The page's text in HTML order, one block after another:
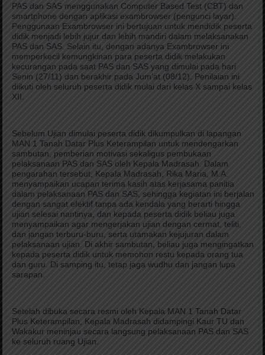
PAS dan SAS menggunakan Computer Based Test (CBT) dan
smartphone dengan aplikasi exambrowser (pengunci layar).
Penggunaan Exambrowser ini bertujuan untuk mendidik peserta
didik menjadi lebih jujur dan lebih mandiri dalam melaksanakan
PAS dan SAS. Selain itu, dengan adanya Exambrowser ini
memperkecil kemungkinan para peserta didik melakukan
kecurangan pada saat PAS dan SAS yang dimulai pada hari
Senin (27/11) dan berakhir pada Jum’at (08/12). Penilaian ini
diikuti oleh seluruh peserta didik mulai dari kelas X sampai kelas
XII.
Sebelum Ujian dimulai peserta didik dikumpulkan di lapangan
MAN 1 Tanah Datar Plus Keterampilan untuk mendengarkan
sambutan, pemberian motivasi sekaligus pembukaan
pelaksanaan PAS dan SAS oleh Kepala Madrasah. Dalam
pengarahan tersebut, Kepala Madrasah, Rika Maria, M.A.
menyampaikan ucapan terima kasih atas kerjasama panitia
dalam pelaksanaan PAS dan SAS, sehingga kegiatan ini berjalan
dengan sangat efektif tanpa ada kendala yang berarti hingga
ujian selesai nantinya, dan kepada peserta didik beliau juga
menyampaikan agar mengerjakan ujian dengan cermat, teliti,
dan jangan terburu-buru, serta utamakan kejujuran dalam
pelaksanaan ujian. Di akhir sambutan, beliau juga mengingatkan
kepada peserta didik untuk memohon restu kepada orang tua
dan guru. Di samping itu, tetap jaga wudhu dan jangan lupa
sarapan.
Setelah dibuka secara resmi oleh Kepala MAN 1 Tanah Datar
Plus Keterampilan, Kepala Madrasah didampingi Kaur TU dan
Wakakur meninjau secara langsung pelaksanaan PAS dan SAS
ke seluruh ruang Ujian.